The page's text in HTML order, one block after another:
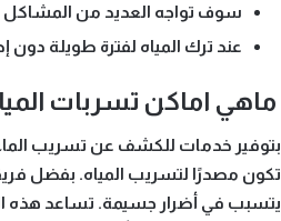
سوف تواجه العديد من
عند ترك المياه لفترة طويلة دون
ماهي اماكن تسربات
بتوفير خدمات للكشف عن تسريب الماء
تكون مصدرًا لتسريب المياه. بفضل
يتسبب في أضرار جسيمة. تساعد هذه